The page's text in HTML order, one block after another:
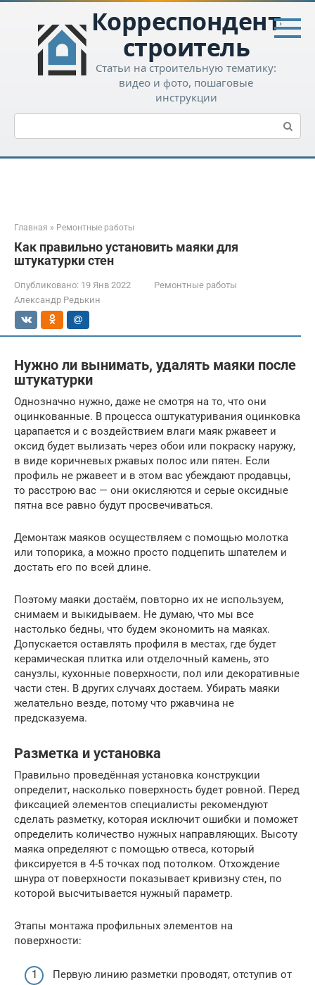
Перейти
контенту
Корреспондент-
строитель
Статьи на строительную тематику:
видео и фото, пошаговые
инструкции
Поиск:
Главная » Ремонтные работы
Как правильно установить маяки для
штукатурки стен
Опубликовано: 19 Янв 2022
Ремонтные работы
Александр Редькин
Нужно ли вынимать, удалять маяки после
штукатурки
Однозначно нужно, даже не смотря на то, что они
оцинкованные. В процесса оштукатуривания оцинковка
царапается и с воздействием влаги маяк ржавеет и
оксид будет вылизать через обои или покраску наружу,
в виде коричневых ржавых полос или пятен. Если
профиль не ржавеет и в этом вас убеждают продавцы,
то расстрою вас — они окисляются и серые оксидные
пятна все равно будут просвечиваться.
Демонтаж маяков осуществляем с помощью молотка
или топорика, а можно просто подцепить шпателем и
достать его по всей длине.
Поэтому маяки достаём, повторно их не используем,
снимаем и выкидываем. Не думаю, что мы все
настолько бедны, что будем экономить на маяках.
Допускается оставлять профиля в местах, где будет
керамическая плитка или отделочный камень, это
санузлы, кухонные поверхности, пол или декоративные
части стен. В других случаях достаем. Убирать маяки
желательно везде, потому что ржавчина не
предсказуема.
Разметка и установка
Правильно проведённая установка конструкции
определит, насколько поверхность будет ровной. Перед
фиксацией элементов специалисты рекомендуют
сделать разметку, которая исключит ошибки и поможет
определить количество нужных направляющих. Высоту
маяка определяют с помощью отвеса, который
фиксируется в 4-5 точках под потолком. Отхождение
шнура от поверхности показывает кривизну стен, по
которой высчитывается нужный параметр.
Этапы монтажа профильных элементов на
поверхности:
Первую линию разметки проводят, отступив от